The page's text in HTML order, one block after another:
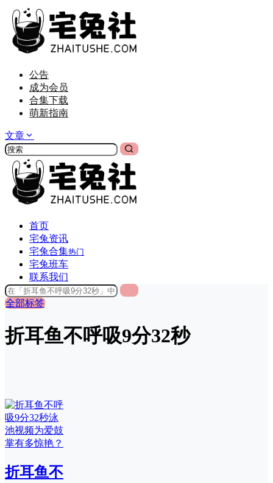
公告
成为会员
合集下载
萌新指南
文章
首页
宅兔资讯
宅兔合集热门
宅兔班车
联系我们
全部标签
折耳鱼不呼吸9分32秒
折耳鱼不